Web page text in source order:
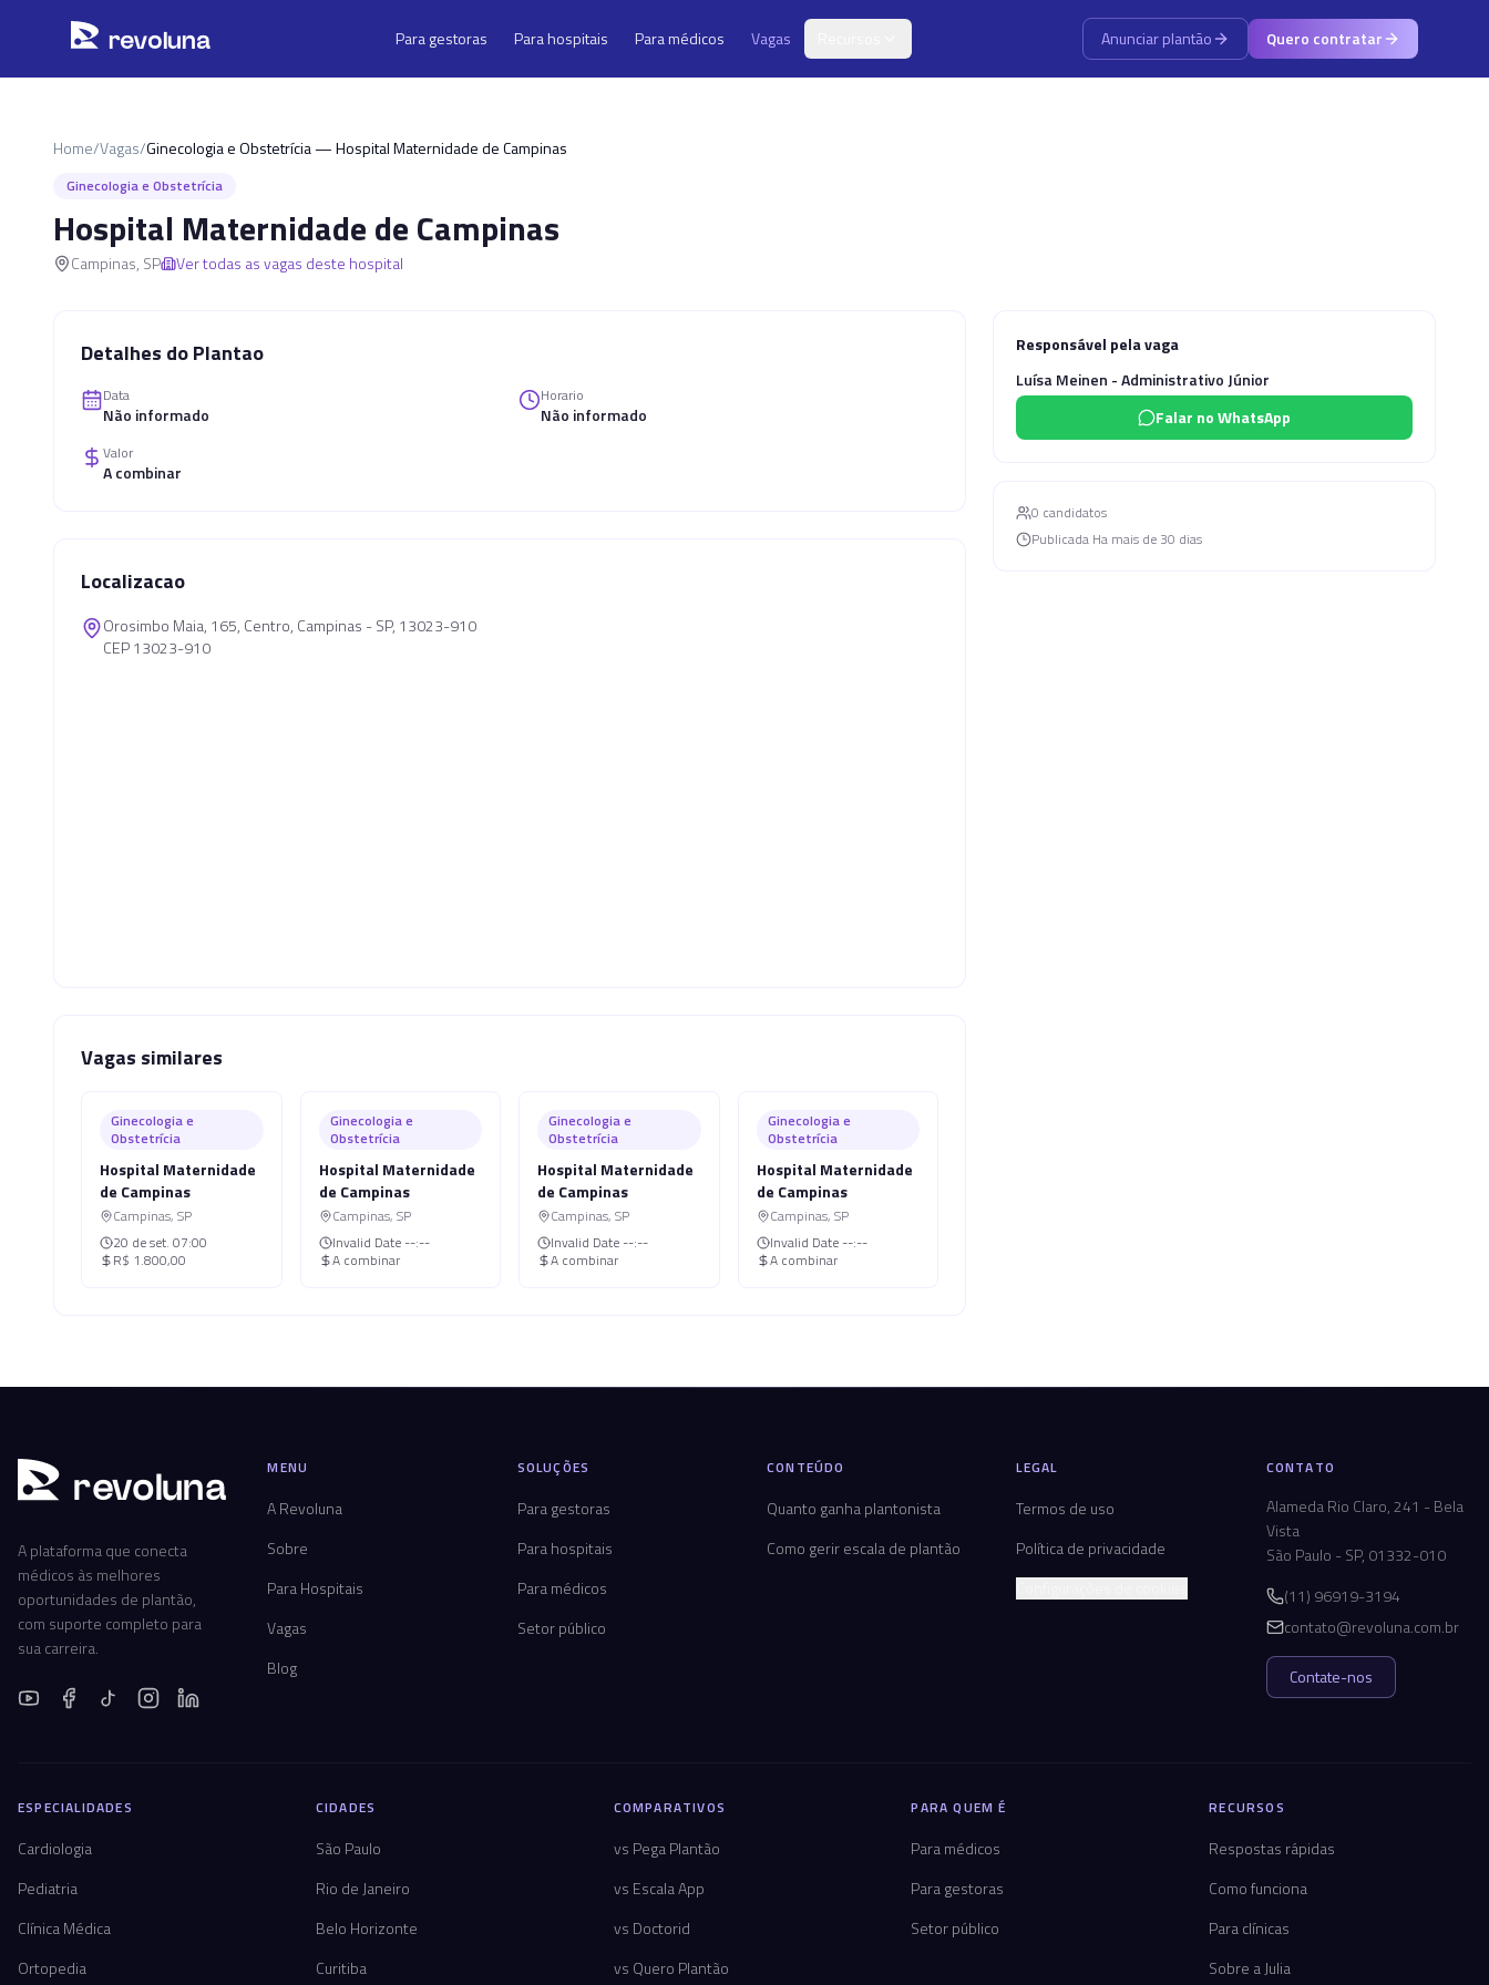
revoluna Para gestoras Para hospitais Para médicos Vagas Anunciar plantão Quero contratar
Home/Vagas/Ginecologia e Obstetrícia — Hospital Maternidade de Campinas
Ginecologia e Obstetrícia
Hospital Maternidade de Campinas
Campinas, SP Ver todas as vagas deste hospital
Detalhes do Plantao
Data
Não informado
Horario
Não informado
Valor
A combinar
Localizacao
Orosimbo Maia, 165, Centro, Campinas - SP, 13023-910
CEP 13023-910
Vagas similares
Ginecologia e
Obstetrícia
Hospital Maternidade
de Campinas
Campinas, SP
20 de set. 07:00
R$ 1.800,00
Ginecologia e
Obstetrícia
Hospital Maternidade
de Campinas
Campinas, SP
Invalid Date --:--
A combinar
Ginecologia e
Obstetrícia
Hospital Maternidade
de Campinas
Campinas, SP
Invalid Date --:--
A combinar
Ginecologia e
Obstetrícia
Hospital Maternidade
de Campinas
Campinas, SP
Invalid Date --:--
A combinar
Responsável pela vaga
Luísa Meinen - Administrativo Júnior
Falar no WhatsApp
0 candidatos
Publicada Ha mais de 30 dias
revoluna
A plataforma que conecta
médicos às melhores
oportunidades de plantão,
com suporte completo para
sua carreira.
MENU
A Revoluna
Sobre
Para Hospitais
Vagas
Blog
SOLUÇÕES
Para gestoras
Para hospitais
Para médicos
Setor público
CONTEÚDO
Quanto ganha plantonista
Como gerir escala de plantão
LEGAL
Termos de uso
Política de privacidade
CONTATO
Alameda Rio Claro, 241 - Bela
Vista
São Paulo - SP, 01332-010
(11) 96919-3194
contato@revoluna.com.br
Contate-nos
ESPECIALIDADES
Cardiologia
Pediatria
Clínica Médica
Ortopedia
CIDADES
São Paulo
Rio de Janeiro
Belo Horizonte
Curitiba
COMPARATIVOS
vs Pega Plantão
vs Escala App
vs Doctorid
vs Quero Plantão
PARA QUEM É
Para médicos
Para gestoras
Setor público
RECURSOS
Respostas rápidas
Como funciona
Para clínicas
Sobre a Julia